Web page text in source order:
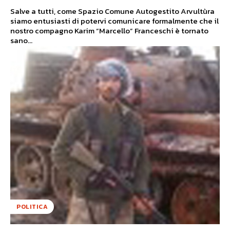
Salve a tutti, come Spazio Comune Autogestito Arvultùra
siamo entusiasti di potervi comunicare formalmente che il
nostro compagno Karim “Marcello” Franceschi è tornato
sano...
POLITICA